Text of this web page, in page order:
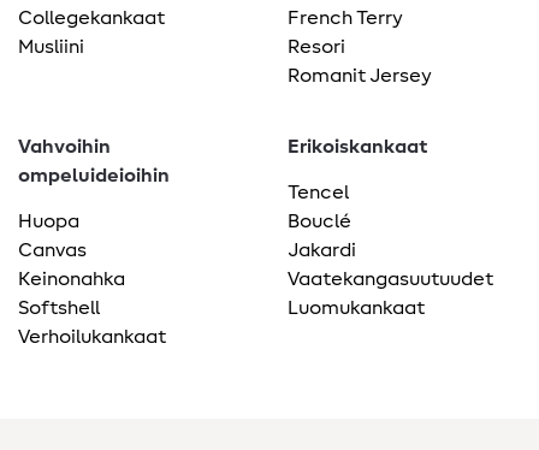
Collegekankaat
Musliini
French Terry
Resori
Romanit Jersey
Vahvoihin
ompeluideioihin
Huopa
Canvas
Keinonahka
Softshell
Verhoilukankaat
Erikoiskankaat
Tencel
Bouclé
Jakardi
Vaatekangasuutuudet
Luomukankaat